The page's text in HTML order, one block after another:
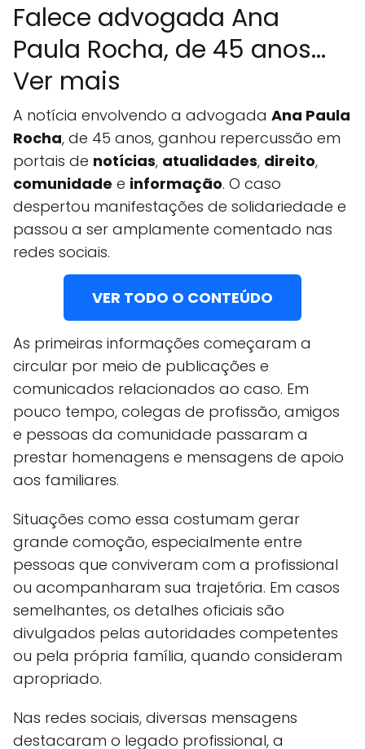
Falece advogada Ana
Paula Rocha, de 45 anos...
Ver mais
A notícia envolvendo a advogada Ana Paula
Rocha, de 45 anos, ganhou repercussão em
portais de notícias, atualidades, direito,
comunidade e informação. O caso
despertou manifestações de solidariedade e
passou a ser amplamente comentado nas
redes sociais.
VER TODO O CONTEÚDO
As primeiras informações começaram a
circular por meio de publicações e
comunicados relacionados ao caso. Em
pouco tempo, colegas de profissão, amigos
e pessoas da comunidade passaram a
prestar homenagens e mensagens de apoio
aos familiares.
Situações como essa costumam gerar
grande comoção, especialmente entre
pessoas que conviveram com a profissional
ou acompanharam sua trajetória. Em casos
semelhantes, os detalhes oficiais são
divulgados pelas autoridades competentes
ou pela própria família, quando consideram
apropriado.
Nas redes sociais, diversas mensagens
destacaram o legado profissional, a